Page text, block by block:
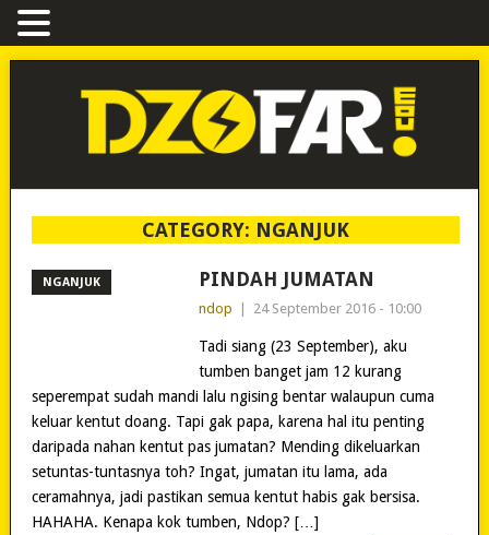
CATEGORY: NGANJUK
NGANJUK PINDAH JUMATAN
ndop 24 September 2016 - 10:00
Tadi siang (23 September), aku
tumben banget jam 12 kurang
seperempat sudah mandi lalu ngising bentar walaupun cuma
keluar kentut doang. Tapi gak papa, karena hal itu penting
daripada nahan kentut pas jumatan? Mending dikeluarkan
setuntas-tuntasnya toh? Ingat, jumatan itu lama, ada
ceramahnya, jadi pastikan semua kentut habis gak bersisa.
HAHAHA. Kenapa kok tumben, Ndop? […]